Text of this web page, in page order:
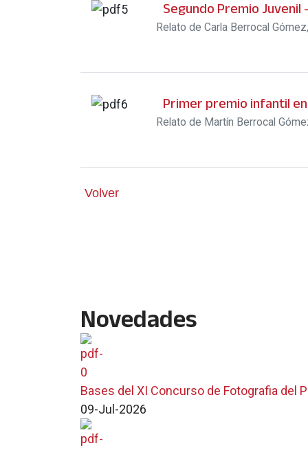
Segundo Premio
Relato de Carla Berrocal
Primer premio infantil
Relato de Martín Berrocal
Volver
Novedades
Bases del XI Concurso de Fotografia del
09-Jul-2026